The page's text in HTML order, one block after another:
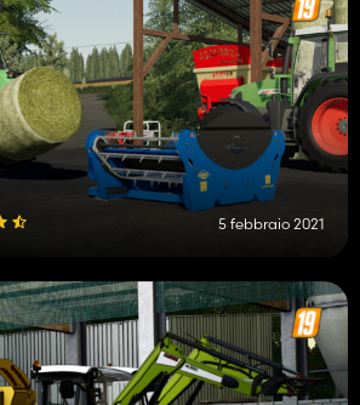
5 febbraio 2021